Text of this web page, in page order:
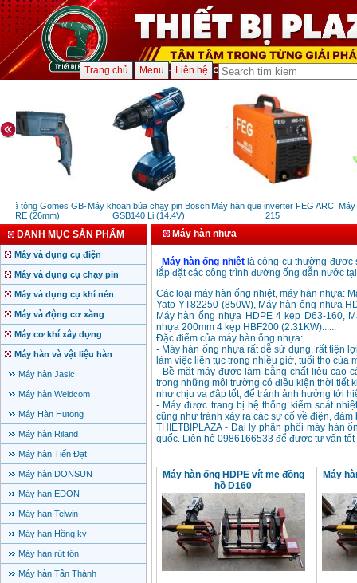
Trang chủ Menu Liên hệ
bê tông Gomes GB-
(26mm)
Máy khoan búa chạy pin Bosch
GSB140 Li (14.4V)
Máy hàn que inverter FEG ARC
215
Máy
DANH MỤC SẢN PHẨM
Máy và dụng cụ điện
Máy và dụng cụ chạy pin
Máy và dụng cụ khí nén
Máy và động cơ xăng
Máy cơ khí xây dựng
Máy hàn và vật liệu hàn
Máy hàn Jasic
Máy hàn Weldcom
Máy Hàn Hutong
Máy hàn Riland
Máy hàn Tiến Đạt
Máy hàn DONSUN
Máy hàn EDON
Máy hàn Telwin
Máy hàn Hồng ký
Máy hàn rút tôn
Máy hàn Tân Thành
Máy hàn nhựa
Máy hàn ống nhiệtlà công cụ thường được
lắp đặt các công trình đường ống dẫn nước
Các loại máy hàn ống nhiệt, máy hàn nhựa:
Yato YT82250 (850W), Máy hàn ống nhựa
Máy hàn ống nhựa HDPE 4 kẹp D63-160,
nhựa 200mm 4 kẹp HBF200 (2.31KW)......
Đặc điểm của máy hàn ống nhựa:
- Máy hàn ống nhựa rất dễ sử dụng, rất tiện
làm việc liên tục trong nhiều giờ, tuổi thọ của
- Bề mặt máy được làm bằng chất liệu cao
trong những môi trường có điều kiện thời tiết
như chịu va đập tốt, để tránh ảnh hưởng tới
- Máy được trang bị hệ thống kiểm soát
cũng như tránh xảy ra các sự cố về điện,
THIETBIPLAZA - Đại lý phân phối máy hàn
quốc. Liên hệ 0986166533 để được tư vấn tốt
Máy hàn ống HDPE vít me đồng
hồ D160
Máy